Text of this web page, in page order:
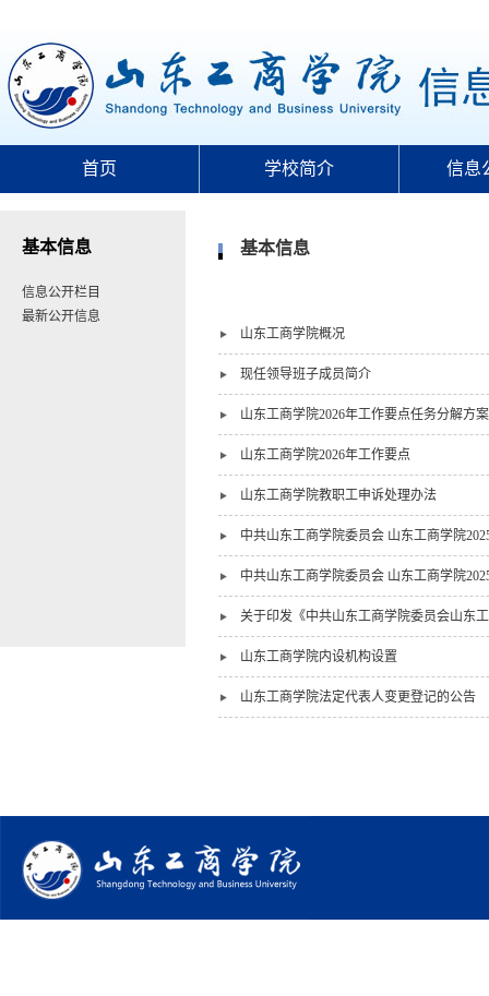
首页 学校简介 信息
基本信息
信息公开栏目
最新公开信息
基本信息
山东工商学院概况
现任领导班子成员简介
山东工商学院2026年工作要点任务分解方案
山东工商学院2026年工作要点
山东工商学院教职工申诉处理办法
中共山东工商学院委员会 山东工商学院
中共山东工商学院委员会 山东工商学院
关于印发《中共山东工商学院委员会山东
山东工商学院内设机构设置
山东工商学院法定代表人变更登记的公告